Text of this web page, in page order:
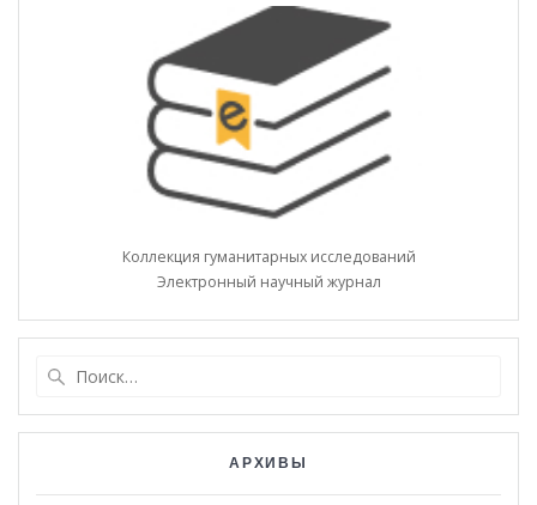
Коллекция гуманитарных исследований
Электронный научный журнал
АРХИВЫ